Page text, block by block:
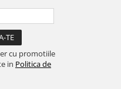
cu promotiile
in Politica de